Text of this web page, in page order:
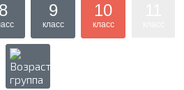
8 9
класс
10
класс